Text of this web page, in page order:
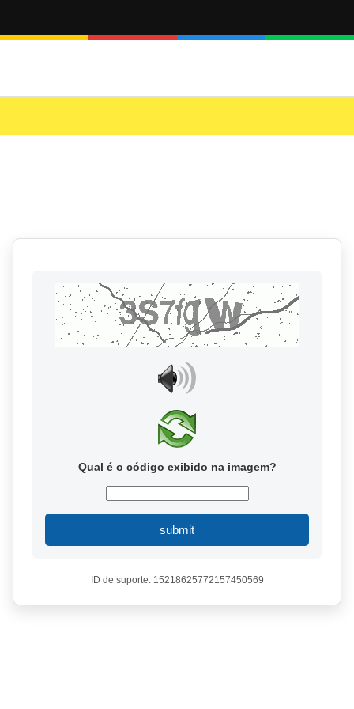
Qual é o código exibido na imagem?
submit
ID de suporte: 15218625772157450569